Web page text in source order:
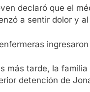
declaró que el
a sentir dolor y
más tarde, la
detención de